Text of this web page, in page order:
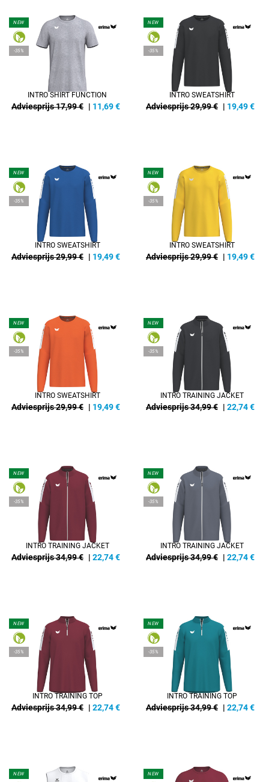
NEW
-35%
INTRO SHIRT FUNCTION
Adviesprijs 17,99 € | 11,69€
NEW
-35%
INTRO SWEATSHIRT
Adviesprijs 29,99 € | 19,49€
NEW
-35%
INTRO SWEATSHIRT
Adviesprijs 29,99 € | 19,49€
NEW
-35%
INTRO SWEATSHIRT
Adviesprijs 29,99 € | 19,49€
NEW
-35%
INTRO SWEATSHIRT
Adviesprijs 29,99 € | 19,49€
NEW
-35%
INTRO TRAINING JACKET
Adviesprijs 34,99 € | 22,74€
NEW
-35%
INTRO TRAINING JACKET
Adviesprijs 34,99 € | 22,74€
NEW
-35%
INTRO TRAINING JACKET
Adviesprijs 34,99 € | 22,74€
NEW
-35%
INTRO TRAINING TOP
Adviesprijs 34,99 € | 22,74€
NEW
-35%
INTRO TRAINING TOP
Adviesprijs 34,99 € | 22,74€
NEW NEW